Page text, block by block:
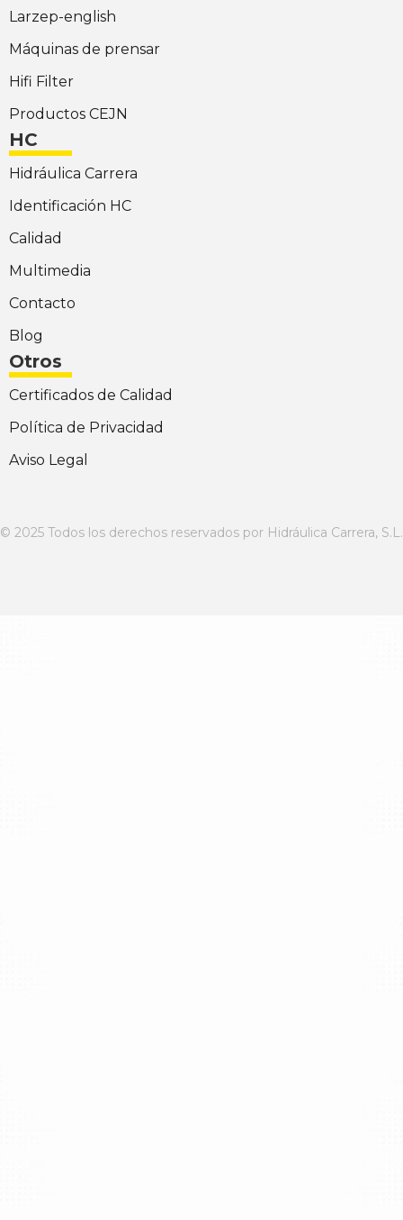
Larzep-english
Máquinas de prensar
Hifi Filter
Productos CEJN
HC
Hidráulica Carrera
Identificación HC
Calidad
Multimedia
Contacto
Blog
Otros
Certificados de Calidad
Política de Privacidad
Aviso Legal
© 2025 Todos los derechos reservados por Hidráulica Carrera, S.L.